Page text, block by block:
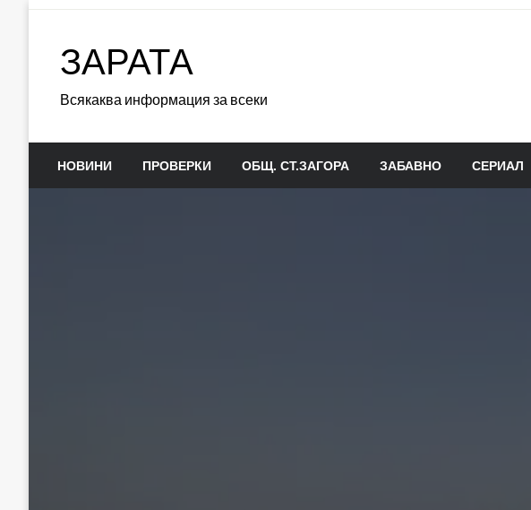
ЗАРАТА
Всякаква информация за всеки
НОВИНИ ПРОВЕРКИ ОБЩ. СТ.ЗАГОРА ЗАБАВНО СЕРИАЛ